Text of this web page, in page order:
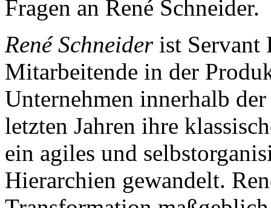
Fragen an René Schneider.
René Schneiderist Servant
Mitarbeitende in der
Unternehmen innerhalb
letzten Jahren ihre
ein agiles und
Hierarchien gewandelt.